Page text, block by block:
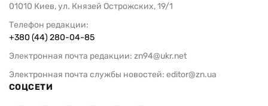
01010 Киев, ул. Князей Острожских, 19/1
Телефон редакции:
+380 (44) 280-04-85
Электронная почта редакции: zn94@ukr.net
Электронная почта службы новостей: editor@zn.ua
СОЦСЕТИ